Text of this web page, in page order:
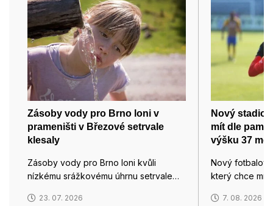
Zásoby vody pro Brno loni v
prameništi v Březové setrvale
klesaly
Zásoby vody pro Brno loni kvůli
nízkému srážkovému úhrnu setrvale…
23. 07. 2026
Nový
mít dle
výšku 37
Nový
který chce
7. 08. 2026